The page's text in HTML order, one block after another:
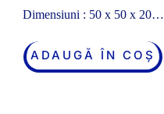
Dimensiuni : 50 x 50 x 20…
ADAUGĂ ÎN COȘ